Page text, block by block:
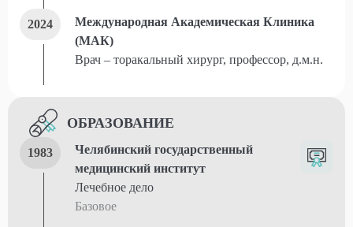
2024
Международная Академическая Клиника
(МАК)
Врач – торакальный хирург, профессор, д.м.н.
ОБРАЗОВАНИЕ
1983
Челябинский государственный
медицинский институт
Лечебное дело
Базовое